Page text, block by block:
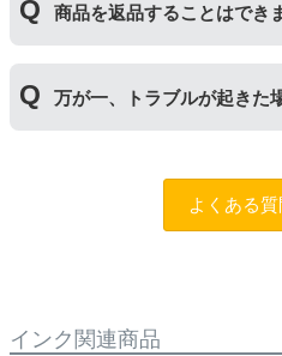
しいものに交換してくださ
サイクルトナー/ドラムに
くことで保証期間が2年に
保証期間の2年以内に使い
商品を返品することはでき
用未開封の場合であっても
ご購入前に商品の型番など
ますので、お手数ですが当
万が一、トラブルが起きた
問合フォーム
ふたつの保証」を
よくある
インク関連商品